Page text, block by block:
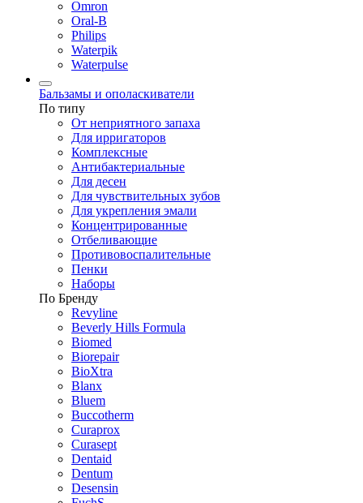
Omron
Oral-B
Philips
Waterpik
Waterpulse
Бальзамы и ополаскиватели
По типу
От неприятного запаха
Для ирригаторов
Комплексные
Антибактериальные
Для десен
Для чувствительных зубов
Для укрепления эмали
Концентрированные
Отбеливающие
Противовоспалительные
Пенки
Наборы
По Бренду
Revyline
Beverly Hills Formula
Biomed
Biorepair
BioXtra
Blanx
Bluem
Buccotherm
Curaprox
Curasept
Dentaid
Dentum
Desensin